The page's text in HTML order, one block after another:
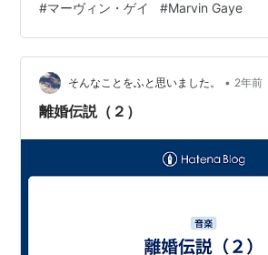
『シャロン・イスビン(Sharon Isbin)／
ヴ・ア・ワールド(Dreams of a World)
【SPD】』 連鎖元：この連鎖矢はいっ
#マーヴィン・ゲイ #Marvin Gaye
そんなことをふと思いました。 • 2年前
離婚伝説（２）